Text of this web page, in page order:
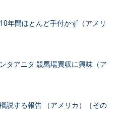
年間ほとんど手付かず（アメリ
タアニタ 競馬場買収に興味（ア
説する報告 （アメリカ）［その